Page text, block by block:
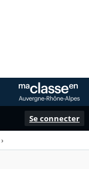
Se connecter
›